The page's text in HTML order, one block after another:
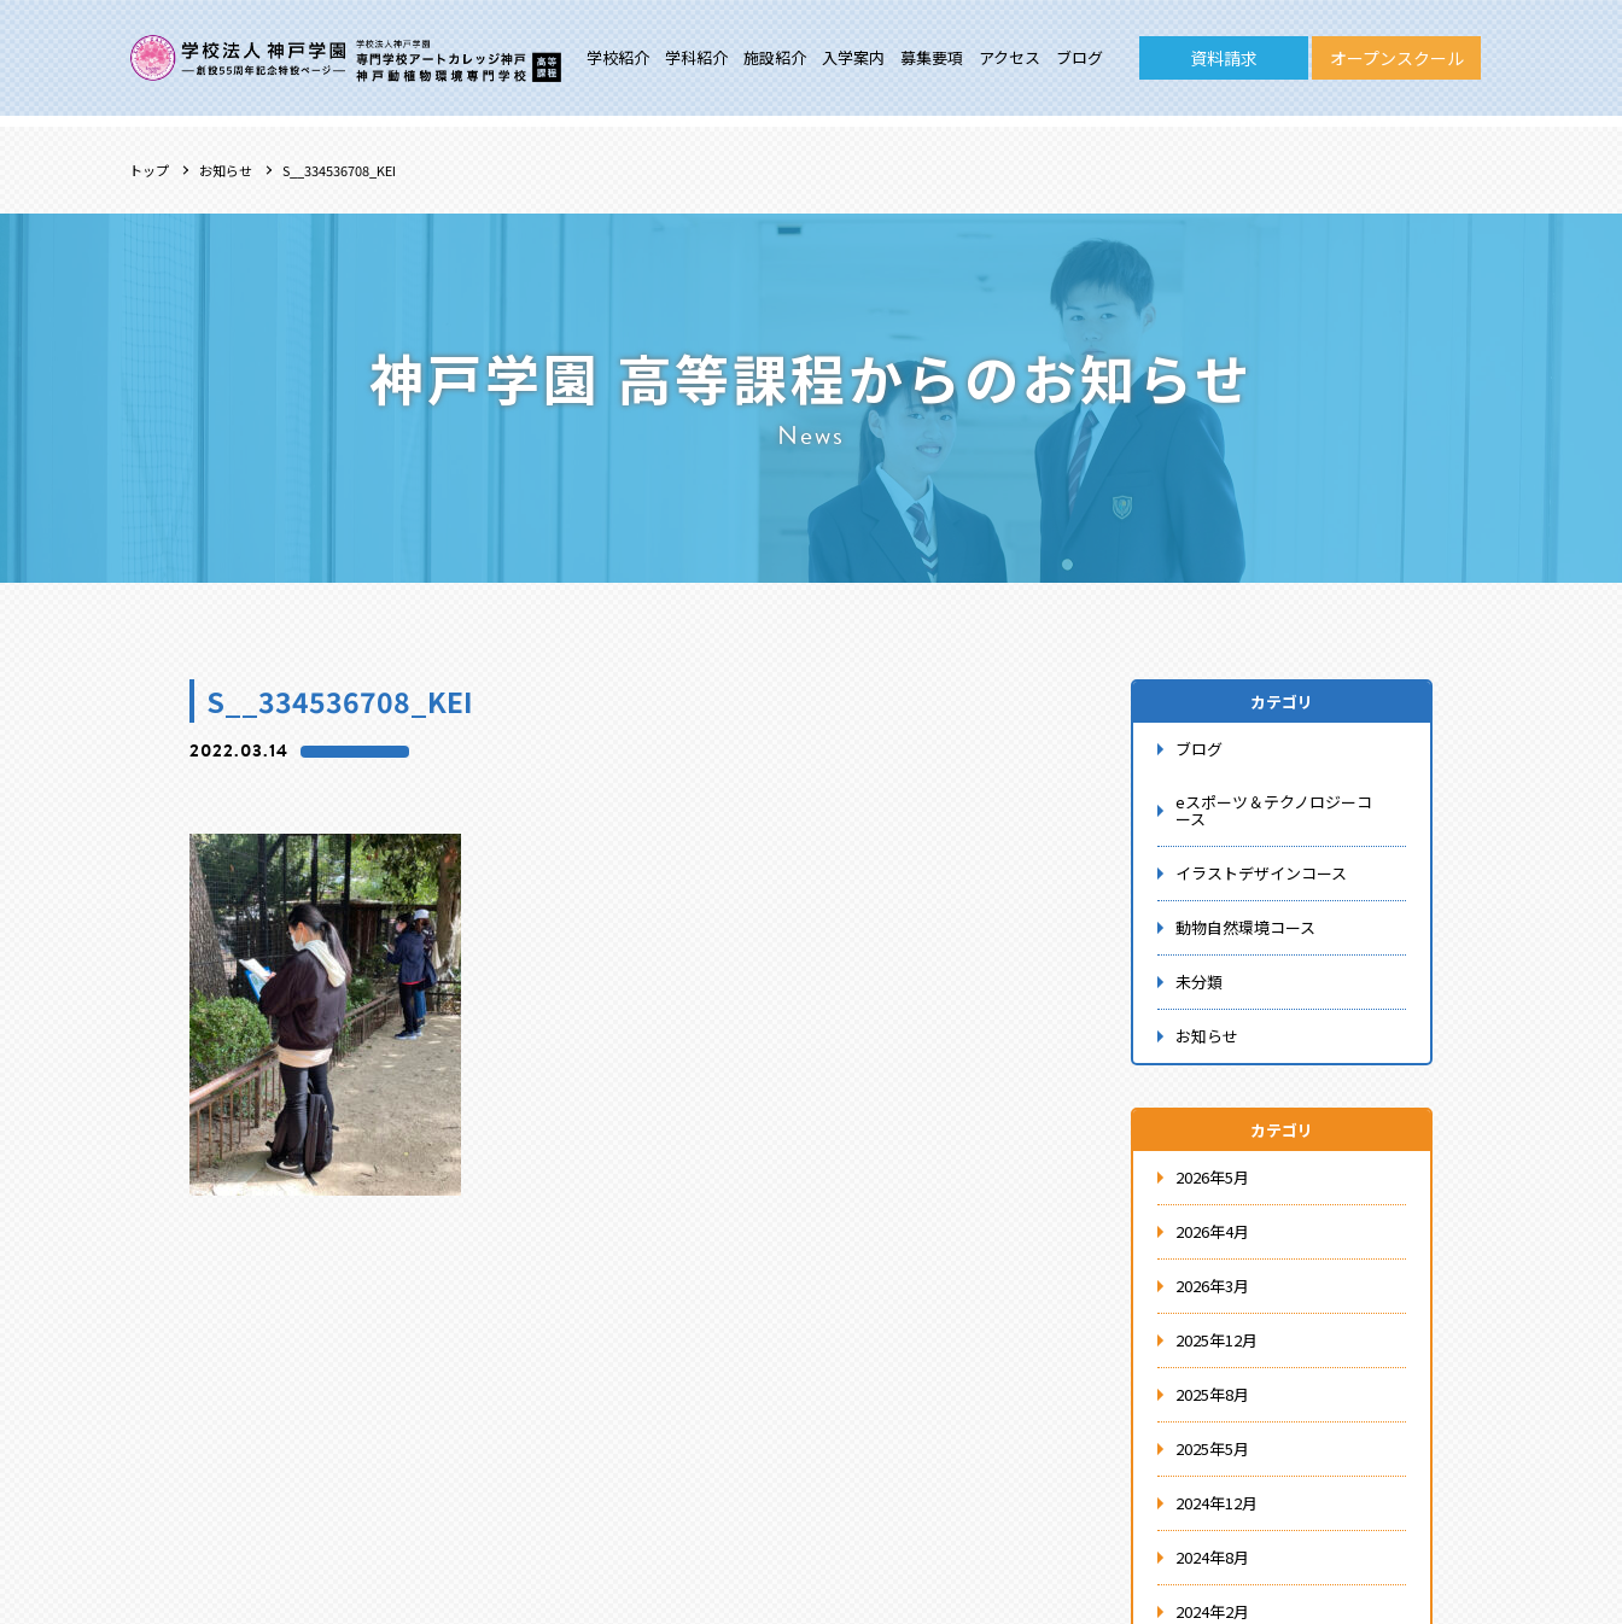
学校紹介 学科紹介 施設紹介 入学案内 募集要項 アクセス ブログ 資料請求 オープンスクール
トップ お知らせ S__334536708_KEI
神戸学園 高等課程からのお知らせ
News
S__334536708_KEI
2022.03.14
カテゴリ
ブログ
eスポーツ＆テクノロジーコ
ース
イラストデザインコース
動物自然環境コース
未分類
お知らせ
カテゴリ
2026年5月
2026年4月
2026年3月
2025年12月
2025年8月
2025年5月
2024年12月
2024年8月
2024年2月